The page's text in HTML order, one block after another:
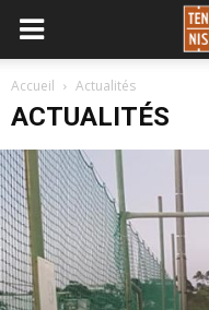
Accueil Actualités
ACTUALITÉS